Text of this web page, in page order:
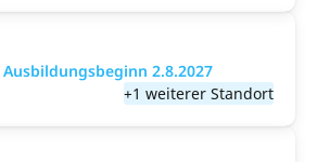
2.8.2027
+1 weiterer Standort